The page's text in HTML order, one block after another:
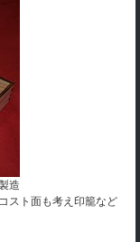
造
スト面も考え印籠など